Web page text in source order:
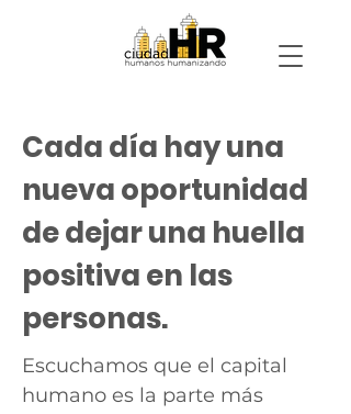
Cada día hay una
nueva oportunidad
de dejar una huella
positiva en las
personas.
Escuchamos que el capital
humano es la parte más